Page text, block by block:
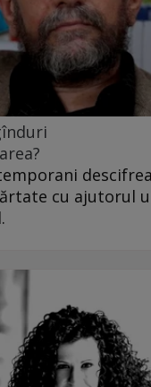
cu ajutorul